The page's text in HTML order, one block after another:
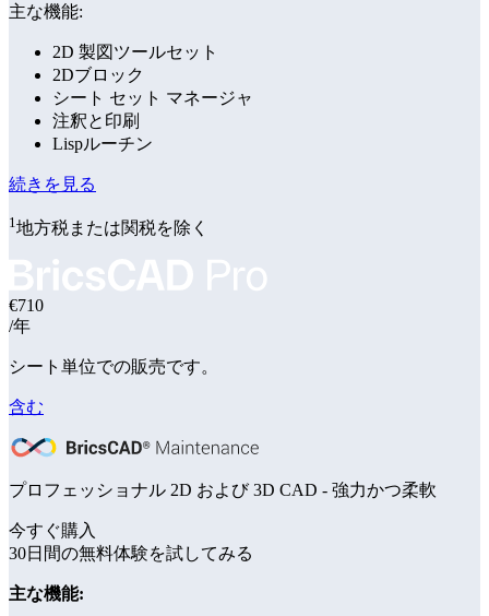
主な機能:
2D 製図ツールセット
2Dブロック
シート セット マネージャ
注釈と印刷
Lispルーチン
続きを見る
1地方税または関税を除く
€710
/年
シート単位での販売です。
含む
プロフェッショナル 2D および 3D CAD - 強力かつ柔軟
今すぐ購入
30日間の無料体験を試してみる
主な機能: